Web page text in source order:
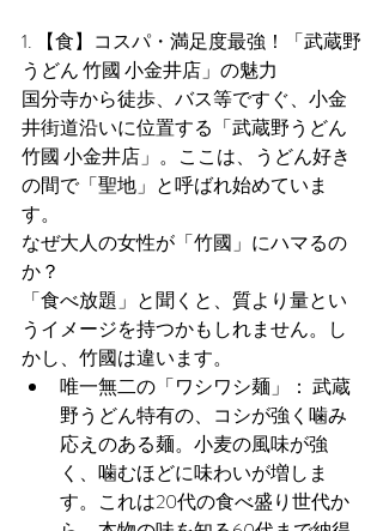
1. 【食】コスパ・満足度最強！「武蔵野
うどん 竹國 小金井店」の魅力
国分寺から徒歩、バス等ですぐ、小金
井街道沿いに位置する「武蔵野うどん
竹國 小金井店」。ここは、うどん好き
の間で「聖地」と呼ばれ始めていま
す。
なぜ大人の女性が「竹國」にハマるの
か？
「食べ放題」と聞くと、質より量とい
うイメージを持つかもしれません。し
かし、竹國は違います。
唯一無二の「ワシワシ麺」： 武蔵
野うどん特有の、コシが強く噛み
応えのある麺。小麦の風味が強
く、噛むほどに味わいが増しま
す。これは20代の食べ盛り世代か